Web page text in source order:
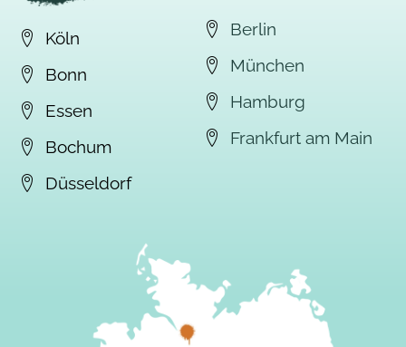
Köln
Bonn
Essen
Bochum
Düsseldorf
Berlin
München
Hamburg
Frankfurt am Main